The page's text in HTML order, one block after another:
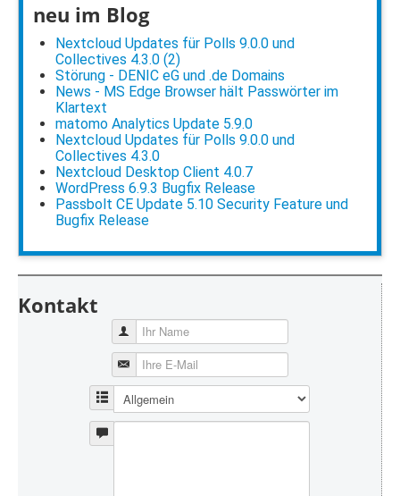
neu im Blog
Nextcloud Updates für Polls 9.0.0 und
Collectives 4.3.0 (2)
Störung - DENIC eG und .de Domains
News - MS Edge Browser hält Passwörter im
Klartext
matomo Analytics Update 5.9.0
Nextcloud Updates für Polls 9.0.0 und
Collectives 4.3.0
Nextcloud Desktop Client 4.0.7
WordPress 6.9.3 Bugfix Release
Passbolt CE Update 5.10 Security Feature und
Bugfix Release
Kontakt